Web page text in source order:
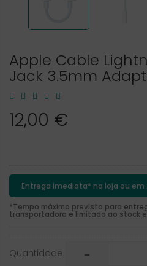
Apple Cable
Jack 3.5mm
12,00 €
Entrega imediata* na loja ou
*Tempo máximo previsto para
transportadora e limitado ao stock
Quantidade